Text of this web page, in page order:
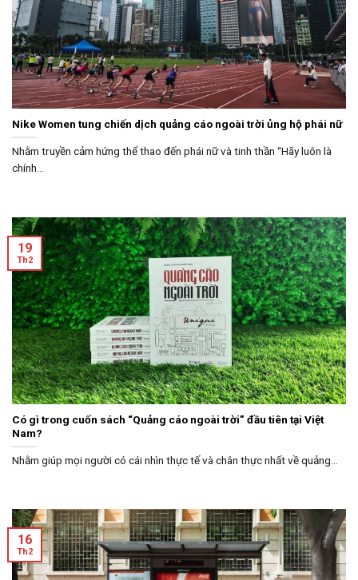
Nike Women tung chiến dịch quảng cáo ngoài trời ủng hộ phái nữ
Nhằm truyền cảm hứng thể thao đến phái nữ và tinh thần “Hãy luôn là
chính...
Có gì trong cuốn sách “Quảng cáo ngoài trời” đầu tiên tại Việt
Nam?
Nhằm giúp mọi người có cái nhìn thực tế và chân thực nhất về quảng...
19
Th2
16
Th2